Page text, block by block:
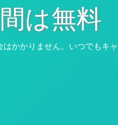
は無料
かかりません。いつでもキャ